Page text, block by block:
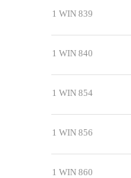
1 WIN 839
1 WIN 840
1 WIN 854
1 WIN 856
1 WIN 860